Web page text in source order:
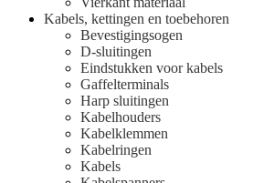
Kabels, kettingen en toebehoren
Bevestigingsogen
D-sluitingen
Eindstukken voor kabels
Gaffelterminals
Harp sluitingen
Kabelhouders
Kabelklemmen
Kabelringen
Kabels